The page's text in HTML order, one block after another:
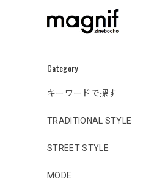
Category
キーワードで探す
TRADITIONAL STYLE
STREET STYLE
MODE